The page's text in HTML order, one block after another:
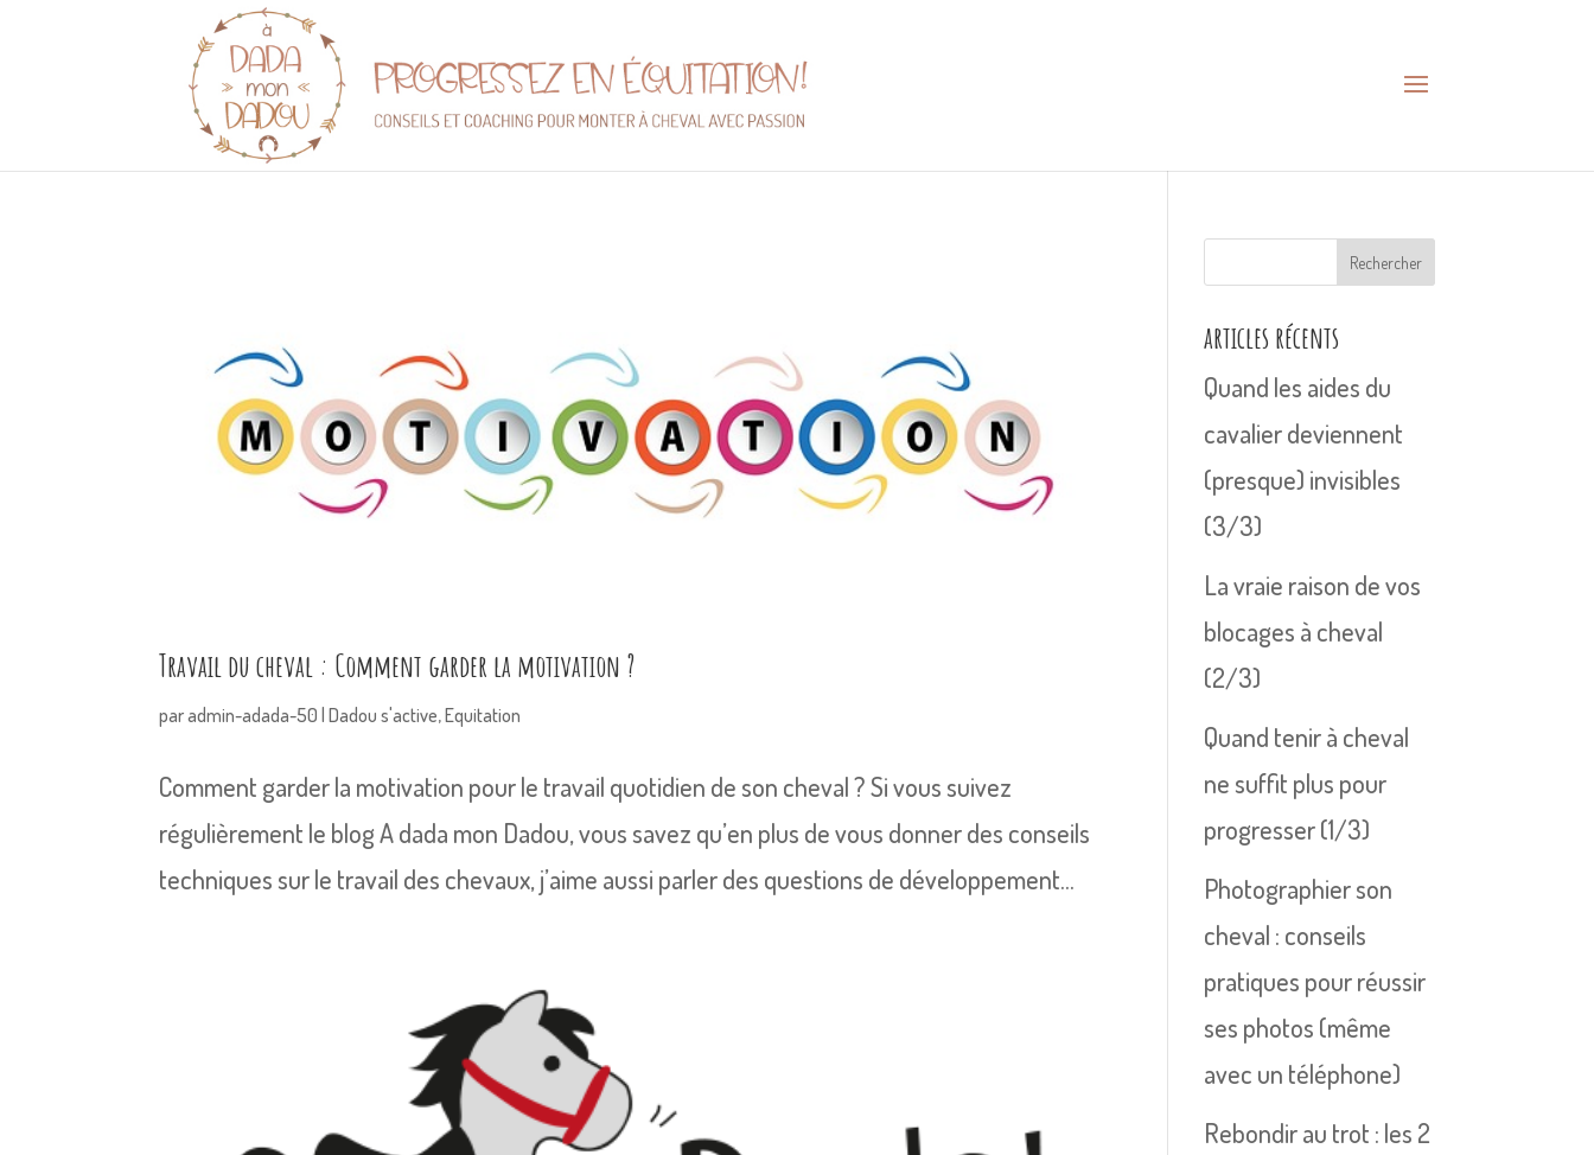
Travail du cheval : Comment garder la motivation ?
paradmin-adada-50 |Dadou s'active,Equitation
Comment garder la motivation pour le travail quotidien de son cheval ? Si vous suivez
régulièrement le blog A dada mon Dadou, vous savez qu’en plus de vous donner des conseils
techniques sur le travail des chevaux, j’aime aussi parler des questions de développement...
Rechercher
articles récents
Quand les aides du
cavalier deviennent
(presque) invisibles
(3/3)
La vraie raison de vos
blocages à cheval
(2/3)
Quand tenir à cheval
ne suffit plus pour
progresser (1/3)
Photographier son
cheval : conseils
pratiques pour réussir
ses photos (même
avec un téléphone)
Rebondir au trot : les 2